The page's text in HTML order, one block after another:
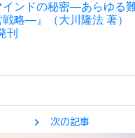
インドの秘密―あらゆる
戦略―』（大川隆法 著）
刊
chevron_right 次の記事